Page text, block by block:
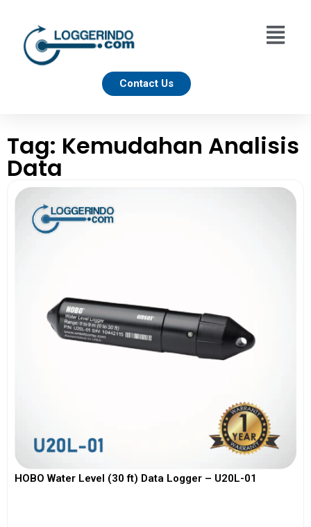
Contact Us
Tag: Kemudahan Analisis
Data
HOBO Water Level (30 ft) Data Logger – U20L-01